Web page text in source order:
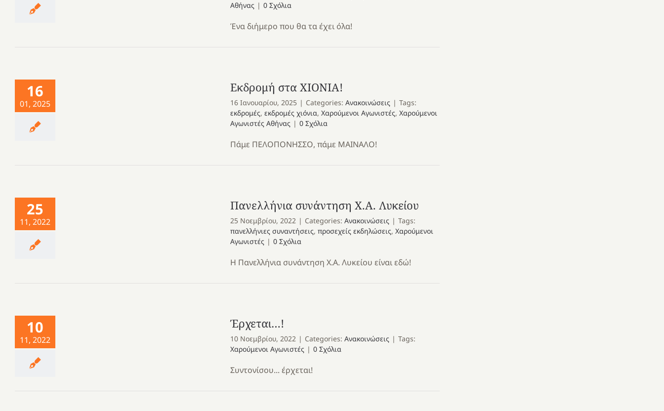
Αθήνας | 0 Σχόλια
Ένα διήμερο που θα τα έχει όλα!
16
01, 2025
Εκδρομή στα ΧΙΟΝΙΑ!
16 Ιανουαρίου, 2025 | Categories: Ανακοινώσεις | Tags:
εκδρομές, εκδρομές χιόνια, Χαρούμενοι Αγωνιστές, Χαρούμενοι
Αγωνιστές Αθήνας | 0 Σχόλια
Πάμε ΠΕΛΟΠΟΝΗΣΣΟ, πάμε ΜΑΙΝΑΛΟ!
25
11, 2022
Πανελλήνια συνάντηση Χ.Α. Λυκείου
25 Νοεμβρίου, 2022 | Categories: Ανακοινώσεις | Tags:
πανελλήνιες συναντήσεις, προσεχείς εκδηλώσεις, Χαρούμενοι
Αγωνιστές | 0 Σχόλια
Η Πανελλήνια συνάντηση Χ.Α. Λυκείου είναι εδώ!
10
11, 2022
Έρχεται…!
10 Νοεμβρίου, 2022 | Categories: Ανακοινώσεις | Tags:
Χαρούμενοι Αγωνιστές | 0 Σχόλια
Συντονίσου... έρχεται!